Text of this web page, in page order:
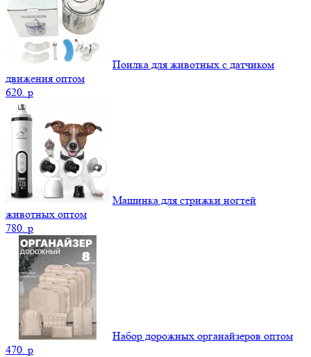
Поилка для животных с датчиком
движения оптом
620. p
Машинка для стрижки ногтей
животных оптом
780. p
Набор дорожных органайзеров оптом
470. p